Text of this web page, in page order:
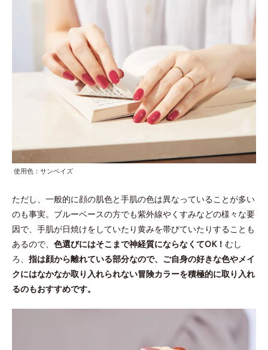
使用色：サンベイズ
ただし、一般的に顔の肌色と手肌の色は異なっていることが多い
のも事実。ブルーベースの方でも紫外線やくすみなどの様々な要
因で、手肌が日焼けをしていたり黄みを帯びていたりすることも
あるので、 色選びにはそこまで神経質にならなくてOK！ むし
ろ、 指は顔から離れている部分なので、ご自身の好きな色やメイ
クにはなかなか取り入れられない冒険カラーを積極的に取り入れ
るのもおすすめです。